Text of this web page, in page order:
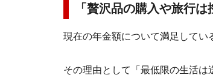
「贅沢品の購入や旅行は
現在の年金額について満足してい
その理由として「最低限の生活